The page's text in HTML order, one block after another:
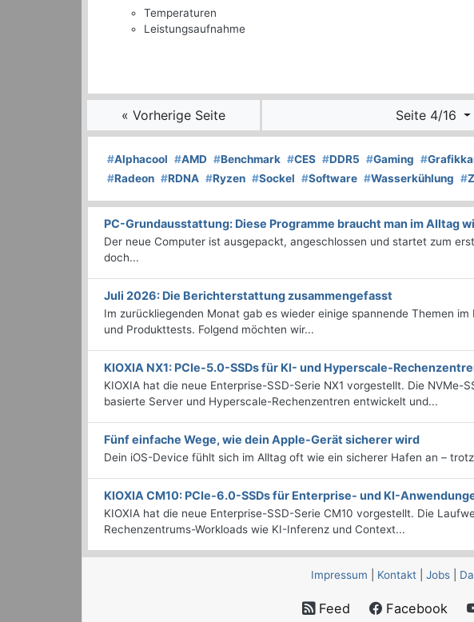
Temperaturen
Leistungsaufnahme
« Vorherige Seite Seite 4/16
#Alphacool #AMD #Benchmark #CES #DDR5 #Gaming #
#Radeon #RDNA #Ryzen #Sockel #Software #Wasserkühlung #
PC-Grundausstattung: Diese Programme braucht man im Alltag
Der neue Computer ist ausgepackt, angeschlossen und startet zum
doch...
Juli 2026: Die Bericht­erstattung zusammengefasst
Im zurückliegenden Monat gab es wieder einige spannende Themen
und Produkttests. Folgend möchten wir...
KIOXIA NX1: PCIe-5.0-SSDs für KI- und Hyperscale-
KIOXIA hat die neue Enterprise-SSD-Serie NX1 vorgestellt. Die NVMe-
basierte Server und Hyperscale-Rechenzentren entwickelt und...
Fünf einfache Wege, wie dein Apple-Gerät sicherer wird
Dein iOS-Device fühlt sich im Alltag oft wie ein sicherer Hafen an –
KIOXIA CM10: PCIe-6.0-SSDs für Enterprise- und KI-
KIOXIA hat die neue Enterprise-SSD-Serie CM10 vorgestellt. Die
Rechenzentrums-Workloads wie KI-Inferenz und Context...
Impressum Kontakt Jobs
Feed Facebook